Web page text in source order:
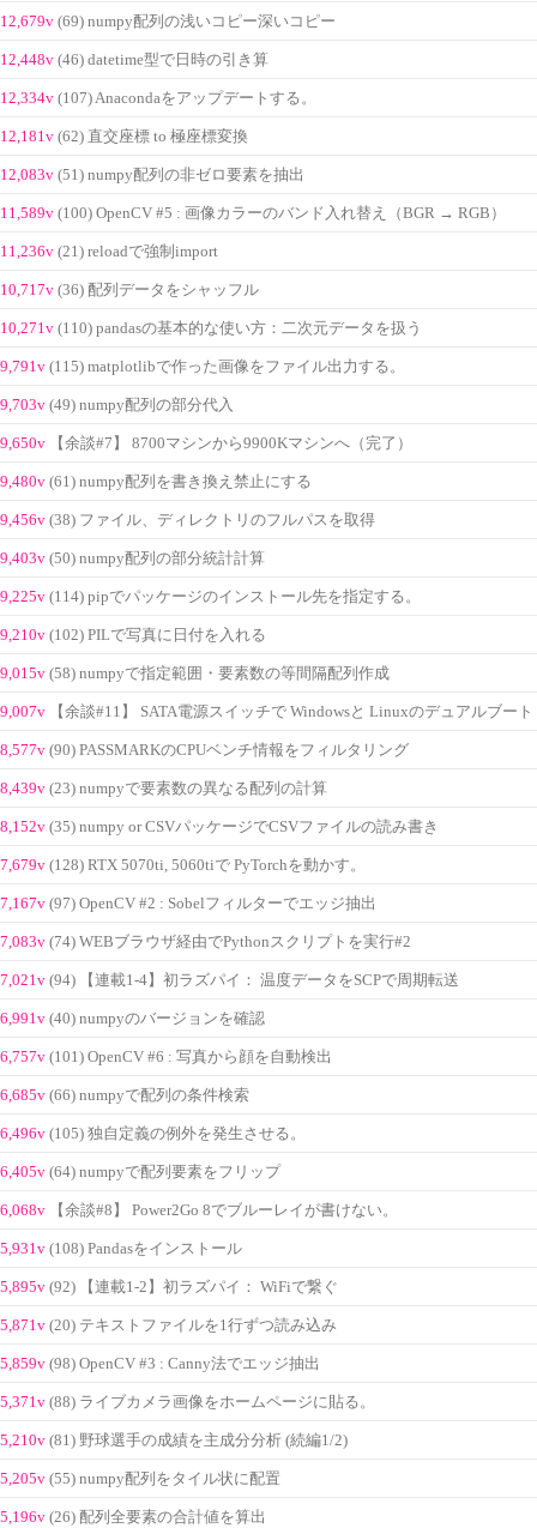
12,679v (69) numpy配列の浅いコピー深いコピー
12,448v (46) datetime型で日時の引き算
12,334v (107) Anacondaをアップデートする。
12,181v (62) 直交座標 to 極座標変換
12,083v (51) numpy配列の非ゼロ要素を抽出
11,589v (100) OpenCV #5 : 画像カラーのバンド入れ替え（BGR → RGB）
11,236v (21) reloadで強制import
10,717v (36) 配列データをシャッフル
10,271v (110) pandasの基本的な使い方：二次元データを扱う
9,791v (115) matplotlibで作った画像をファイル出力する。
9,703v (49) numpy配列の部分代入
9,650v 【余談#7】 8700マシンから9900Kマシンへ（完了）
9,480v (61) numpy配列を書き換え禁止にする
9,456v (38) ファイル、ディレクトリのフルパスを取得
9,403v (50) numpy配列の部分統計計算
9,225v (114) pipでパッケージのインストール先を指定する。
9,210v (102) PILで写真に日付を入れる
9,015v (58) numpyで指定範囲・要素数の等間隔配列作成
9,007v 【余談#11】 SATA電源スイッチで Windowsと Linuxのデュアルブート
8,577v (90) PASSMARKのCPUベンチ情報をフィルタリング
8,439v (23) numpyで要素数の異なる配列の計算
8,152v (35) numpy or CSVパッケージでCSVファイルの読み書き
7,679v (128) RTX 5070ti, 5060tiで PyTorchを動かす。
7,167v (97) OpenCV #2 : Sobelフィルターでエッジ抽出
7,083v (74) WEBブラウザ経由でPythonスクリプトを実行#2
7,021v (94) 【連載1-4】初ラズパイ： 温度データをSCPで周期転送
6,991v (40) numpyのバージョンを確認
6,757v (101) OpenCV #6 : 写真から顔を自動検出
6,685v (66) numpyで配列の条件検索
6,496v (105) 独自定義の例外を発生させる。
6,405v (64) numpyで配列要素をフリップ
6,068v 【余談#8】 Power2Go 8でブルーレイが書けない。
5,931v (108) Pandasをインストール
5,895v (92) 【連載1-2】初ラズパイ： WiFiで繋ぐ
5,871v (20) テキストファイルを1行ずつ読み込み
5,859v (98) OpenCV #3 : Canny法でエッジ抽出
5,371v (88) ライブカメラ画像をホームページに貼る。
5,210v (81) 野球選手の成績を主成分分析 (続編1/2)
5,205v (55) numpy配列をタイル状に配置
5,196v (26) 配列全要素の合計値を算出